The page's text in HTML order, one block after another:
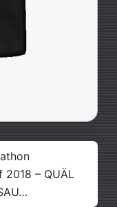
2018 – QUÄL